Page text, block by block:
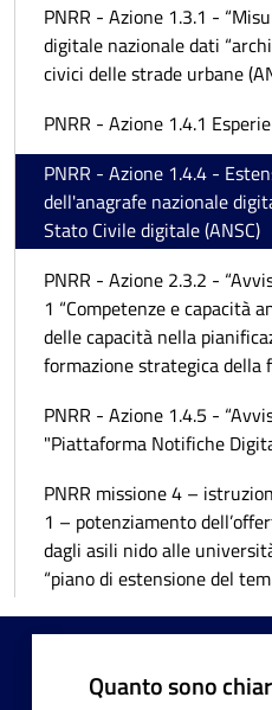
PNRR - Azione 1.3.1 -
digitale nazionale dati
civici delle strade urbane
PNRR - Azione 1.4.1
PNRR - Azione 1.4.4 -
dell'anagrafe nazionale
Stato Civile digitale (ANSC)
PNRR - Azione 2.3.2 -
1 “Competenze e capacità
delle capacità nella
formazione strategica della
PNRR - Azione 1.4.5 -
"Piattaforma Notifiche
PNRR missione 4 –
1 – potenziamento
dagli asili nido alle
“piano di estensione del
Quanto sono